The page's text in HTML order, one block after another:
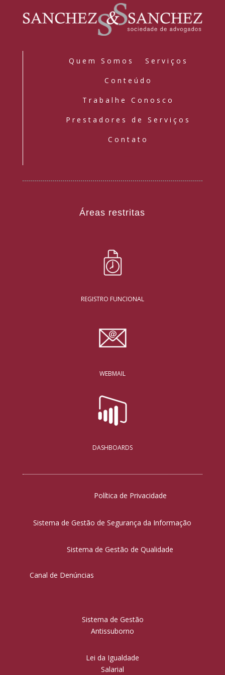
Quem Somos Serviços
Conteúdo
Trabalhe Conosco
Prestadores de Serviços
Contato
Áreas restritas
REGISTRO FUNCIONAL
WEBMAIL
DASHBOARDS
Política de Privacidade
Sistema de Gestão de Segurança da Informação
Sistema de Gestão de Qualidade
Canal de Denúncias
Sistema de Gestão
Antissuborno
Lei da Igualdade
Salarial